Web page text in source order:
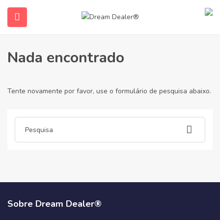
(Português do Brasil)
Casa Artigos postados por ielts-certificate-for-sale1068
Ielts-Certificate-For-Sale1068
Nada encontrado
Tente novamente por favor, use o formulário de pesquisa abaixo.
Sobre Dream Dealer®